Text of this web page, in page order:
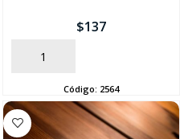
$137
AÑADIR
Código: 2564